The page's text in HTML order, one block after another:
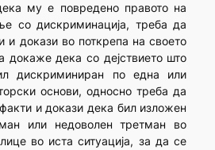
му е повредено правото на
со дискриминација, треба да
и докази во поткрепа на своето
докаже дека со дејствието што
дискриминиран по една или
основи, односно треба да
и докази дека бил изложен
или недоволен третман во
во иста ситуација, за да се